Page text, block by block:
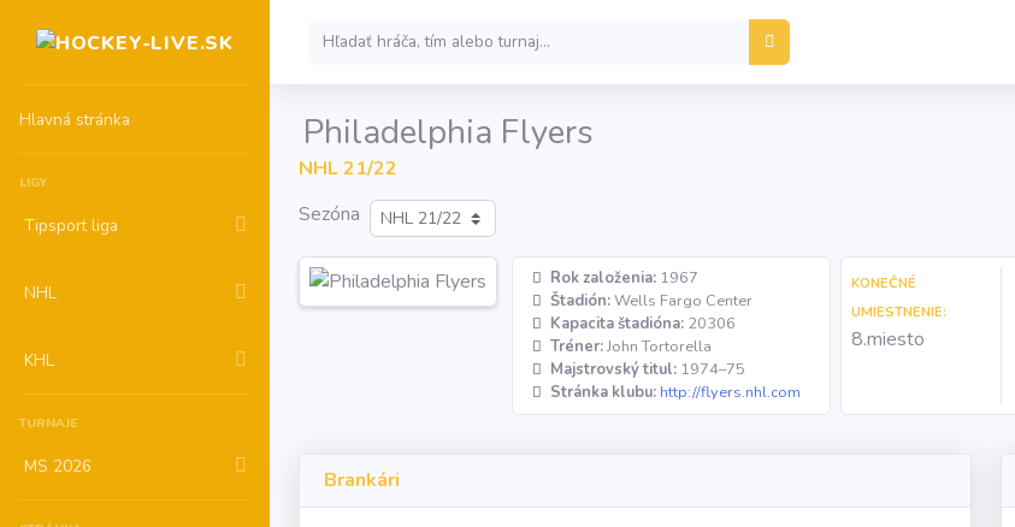
Hlavná stránka
LIGY
Tipsport liga
NHL
KHL
TURNAJE
MS 2026
Philadelphia Flyers
NHL 21/22
Sezóna
Rok založenia: 1967
Štadión:Wells Fargo Center
Kapacita štadióna: 20306
Tréner:John Tortorella
Majstrovský titul: 1974–75
Stránka klubu: http://flyers.nhl.com
KONEČNÉ
UMIESTNENIE:
8.miesto
Brankári